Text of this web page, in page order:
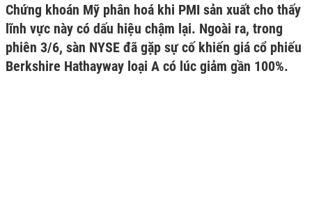
Chứng khoán Mỹ phân hoá khi PMI sản xuất cho thấy
lĩnh vực này có dấu hiệu chậm lại. Ngoài ra, trong
phiên 3/6, sàn NYSE đã gặp sự cố khiến giá cổ phiếu
Berkshire Hathayway loại A có lúc giảm gần 100%.